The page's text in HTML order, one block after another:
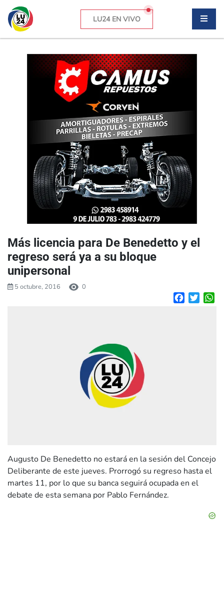
LU24 EN VIVO
Más licencia para De Benedetto y el
regreso será ya a su bloque
unipersonal
5 octubre, 2016 0
Facebook
Augusto De Benedetto no estará en la sesión del Concejo
Deliberante de este jueves. Prorrogó su regreso hasta el
martes 11, por lo que su banca seguirá ocupada en el
debate de esta semana por Pablo Fernández.